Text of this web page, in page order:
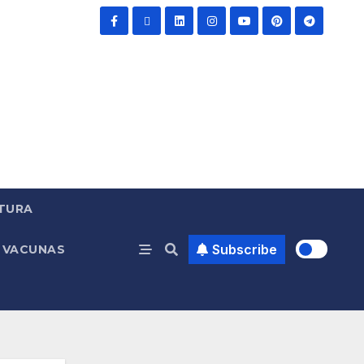
VACUNAS Subscribe